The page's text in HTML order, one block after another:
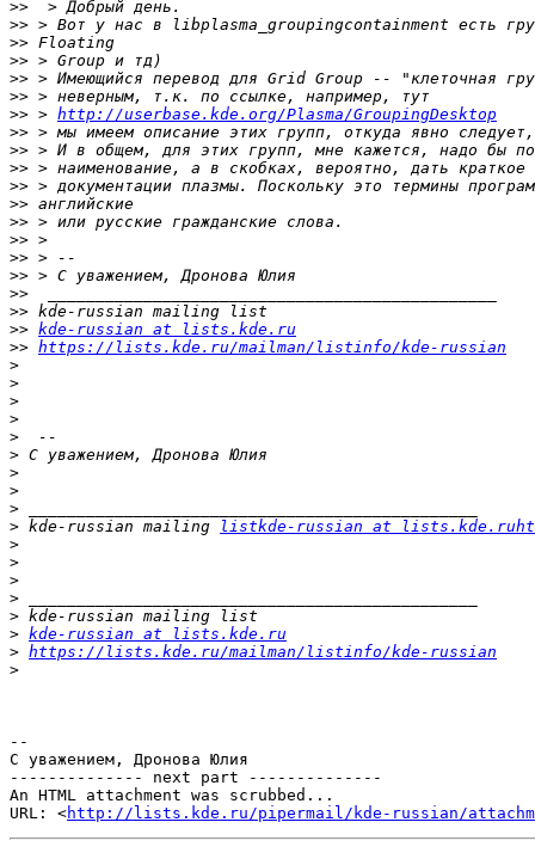
>>
>>
>>
>>
>>
>>
>> > http://userbase.kde.org/Plasma/GroupingDesktop
>>
>>
>>
>>
>>
>>
>>
>>
>>
>>
>>
>> kde-russian at lists.kde.ru
>> https://lists.kde.ru/mailman/listinfo/kde-russian
>
>
>
>
>
>
>
>
>
> kde-russian mailing
listkde-russian at
>
>
>
>
>
> kde-russian at lists.kde.ru
> https://lists.kde.ru/mailman/listinfo/kde-russian
>
--
С уважением, Дронова Юлия
-------------- next part --------------
An HTML attachment was scrubbed...
URL: <http://lists.kde.ru/pipermail/kde-russian/